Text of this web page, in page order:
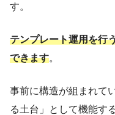
す。
テンプレート運用を行
できます。
事前に構造が組まれて
る土台」として機能す